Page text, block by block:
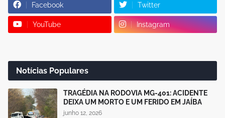
Facebook Twitter
YouTube Instagram
Notícias Populares
TRAGÉDIA NA RODOVIA MG-401: ACIDENTE
DEIXA UM MORTO E UM FERIDO EM JAÍBA
junho 12, 2026